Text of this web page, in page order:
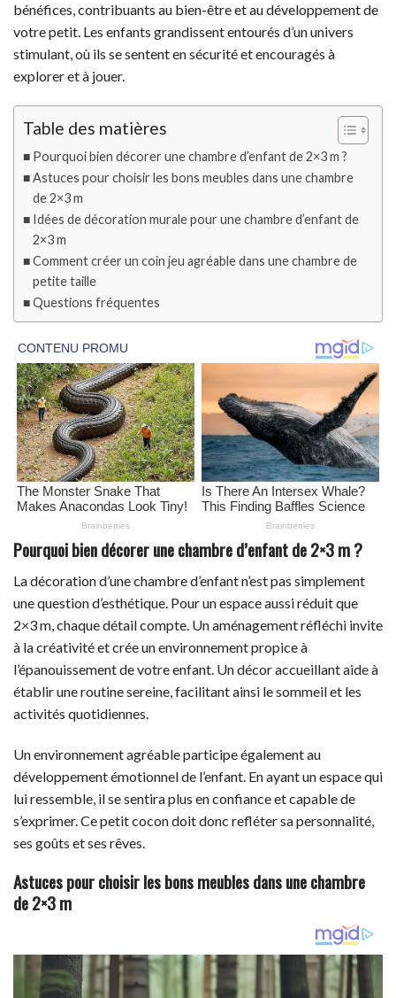
bénéfices, contribuants au bien-être et au développement de
votre petit. Les enfants grandissent entourés d’un univers
stimulant, où ils se sentent en sécurité et encouragés à
explorer et à jouer.
Table des matières
Pourquoi bien décorer une chambre d’enfant de 2×3 m ?
Astuces pour choisir les bons meubles dans une chambre
de 2×3 m
Idées de décoration murale pour une chambre d’enfant de
2×3 m
Comment créer un coin jeu agréable dans une chambre de
petite taille
Questions fréquentes
Pourquoi bien décorer une chambre d’enfant de 2×3 m ?
La décoration d’une chambre d’enfant n’est pas simplement
une question d’esthétique. Pour un espace aussi réduit que
2×3 m, chaque détail compte. Un aménagement réfléchi invite
à la créativité et crée un environnement propice à
l’épanouissement de votre enfant. Un décor accueillant aide à
établir une routine sereine, facilitant ainsi le sommeil et les
activités quotidiennes.
Un environnement agréable participe également au
développement émotionnel de l’enfant. En ayant un espace qui
lui ressemble, il se sentira plus en confiance et capable de
s’exprimer. Ce petit cocon doit donc refléter sa personnalité,
ses goûts et ses rêves.
Astuces pour choisir les bons meubles dans une chambre
de 2×3 m